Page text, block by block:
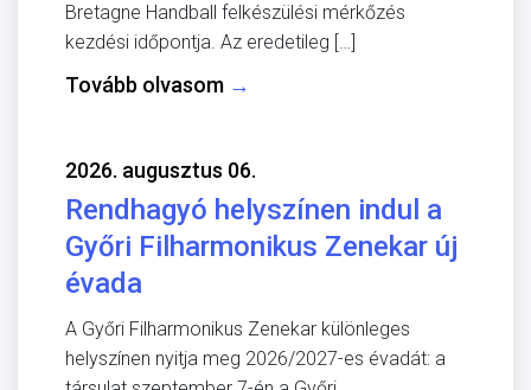
Bretagne Handball felkészülési mérkőzés
kezdési időpontja. Az eredetileg […]
Tovább olvasom →
2026. augusztus 06.
Rendhagyó helyszínen indul a
Győri Filharmonikus Zenekar új
évada
A Győri Filharmonikus Zenekar különleges
helyszínen nyitja meg 2026/2027-es évadát: a